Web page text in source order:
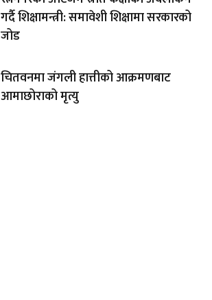
गर्दै शिक्षामन्त्री: समावेशी शिक्षामा सरकारको
जोड
चितवनमा जंगली हात्तीको आक्रमणबाट
आमाछोराको मृत्यु